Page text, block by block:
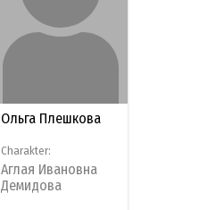
Ольга Плешкова
Charakter:
Аглая Ивановна
Демидова